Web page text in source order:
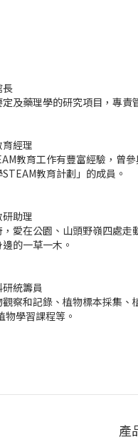
長
及藥理學的研究項目，專
經理
教育工作有豐富經驗，曾
教育計劃」的成員。
助理
愛在公園、山頭野嶺四處
的一草一木。
統籌員
察和記錄、植物標本採集
學習課程等。
產